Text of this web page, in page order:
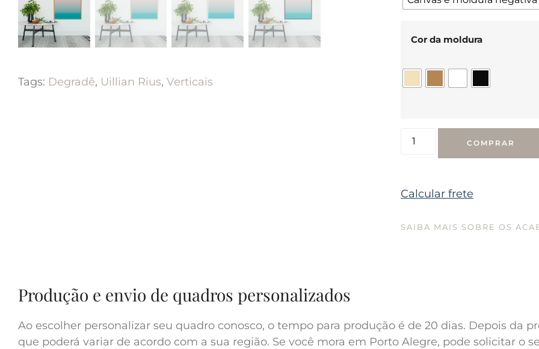
Tags: Degradê, Uillian Rius, Verticais
Cor da moldura
COMPRAR
Calcular frete
SAIBA MAIS SOBRE OS
Produção e envio de quadros personalizados
Ao escolher personalizar seu quadro conosco, o tempo para produção é de 20 dias. Depois da
que poderá variar de acordo com a sua região. Se você mora em Porto Alegre, pode solicitar o